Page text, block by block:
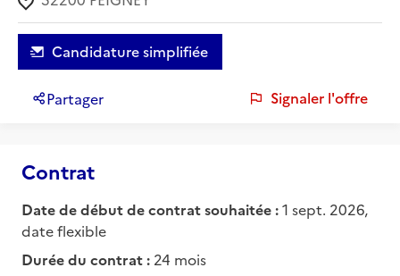
Candidature simplifiée
Partager Signaler l'offre
Contrat
Date de début de contrat souhaitée :1 sept. 2026,
date flexible
Durée du contrat : 24 mois